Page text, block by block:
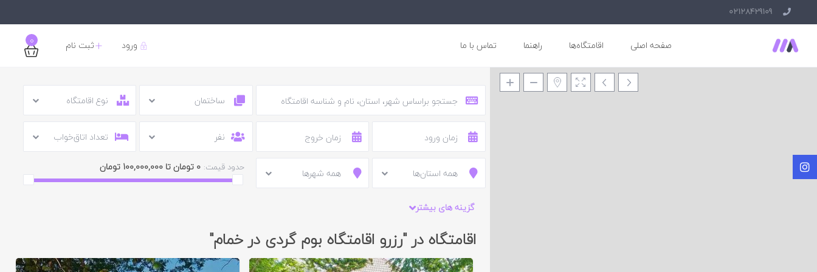
02128429109
0 ورود ثبت نام صفحه اصلی اقامتگاه‌ها راهنما تماس با ما
ساختمان نوع اقامتگاه
نفر تعداد اتاق‌خواب
همه استان‌ها همه شهرها حدود قیمت: 0 تومان تا 100,000,000 تومان
گزینه های بیشتر
اقامتگاه در "رزرو اقامتگاه بوم گردی در خمام"